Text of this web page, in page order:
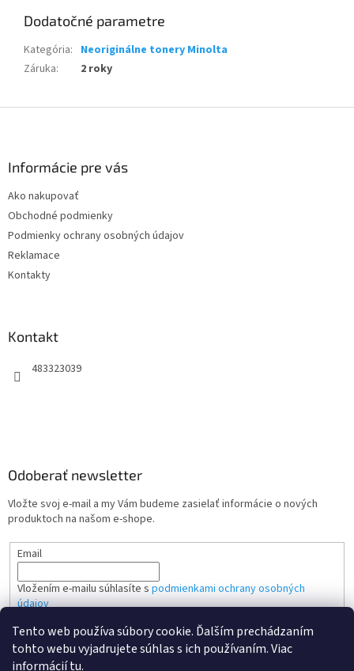
Tento web používa súbory cookie. Ďalším prechádzaním
tohto webu vyjadrujete súhlas s ich používaním. Viac
informáciítu.
Dodatočné parametre
Kategória: Neoriginálne tonery Minolta
Záruka: 2 roky
Informácie pre vás
Ako nakupovať
Obchodné podmienky
Podmienky ochrany osobných údajov
Reklamace
Kontakty
Kontakt
483323039
Odoberať newsletter
Vložte svoj e-mail a my Vám budeme zasielať informácie o nových
produktoch na našom e-shope.
Email
Vložením e-mailu súhlasíte s podmienkami ochrany osobných
údajov
PRIHLÁSIŤ SA